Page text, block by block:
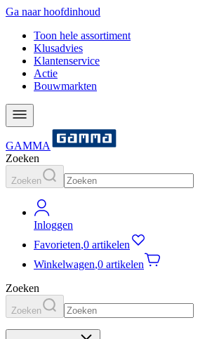
Ga naar hoofdinhoud
Toon hele assortiment
Klusadvies
Klantenservice
Actie
Bouwmarkten
GAMMA
Zoeken
Zoeken
Inloggen
Favorieten,0 artikelen
Winkelwagen,0 artikelen
Zoeken
Zoeken